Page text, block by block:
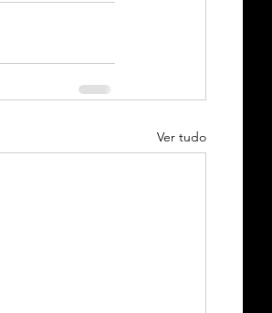
Ver tudo